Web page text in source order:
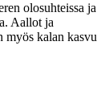
olosuhteissa ja
Aallot ja
myös kalan kasvu